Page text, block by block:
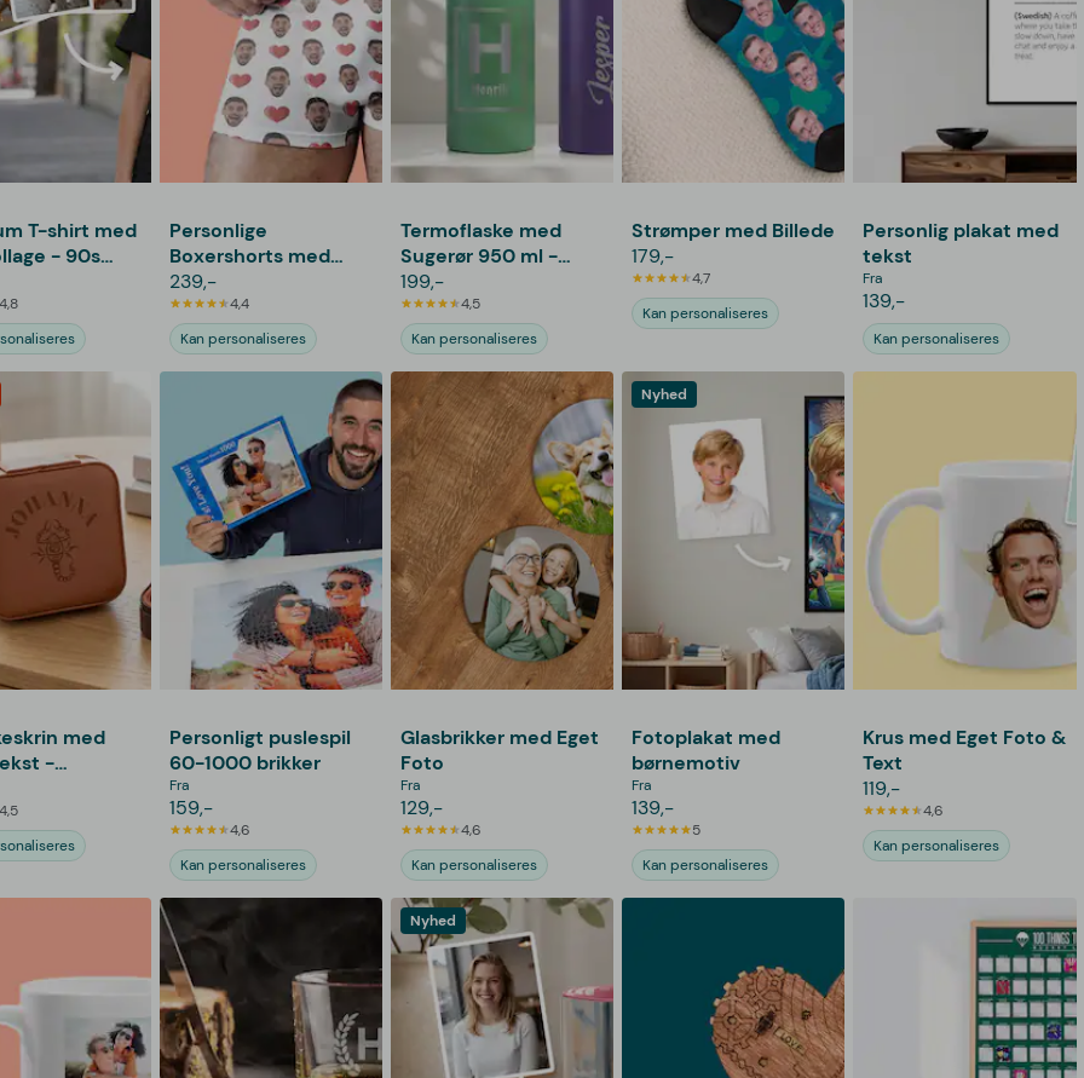
T-shirt med
- 90s
4,8
Personlige
Boxershorts med
Foto
239,-
4,4
Kan personaliseres
Termoflaske med
Sugerør 950 ml -
Personlig Gravering
199,-
4,5
Kan personaliseres
Strømper med Billede
179,-
4,7
Kan personaliseres
Personlig plakat med
tekst
Fra
139,-
Kan personaliseres
med
-
4,5
Personligt puslespil
60-1000 brikker
Fra
159,-
4,6
Kan personaliseres
Glasbrikker med Eget
Foto
Fra
129,-
4,6
Kan personaliseres
Nyhed
Fotoplakat med
børnemotiv
Fra
139,-
5
Kan personaliseres
Krus med Eget Foto &
Text
119,-
4,6
Kan personaliseres
Nyhed